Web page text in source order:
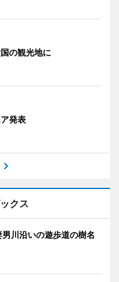
の観光地に
ア発表
クス
川沿いの遊歩道の樹名